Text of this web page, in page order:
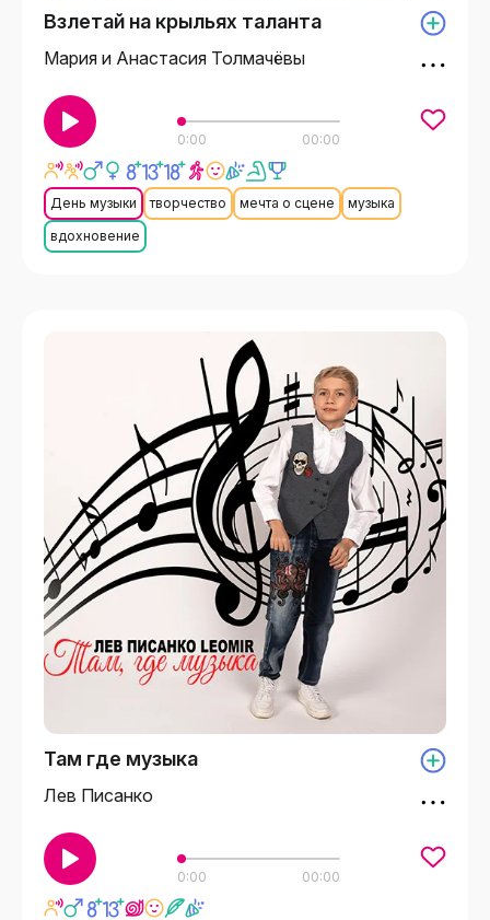
Взлетай на крыльях таланта
Мария и Анастасия Толмачёвы
0:00 00:00
День музыки творчество мечта о сцене
музыка
вдохновение
Там где музыка
Лев Писанко
0:00 00:00